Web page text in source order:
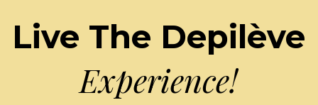
Live The Depilève
Experience!